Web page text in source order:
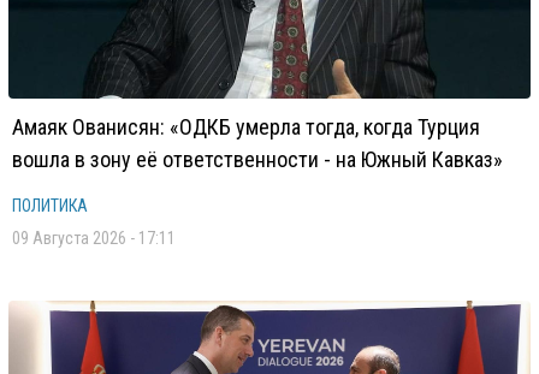
Амаяк Ованисян: «ОДКБ умерла тогда, когда Турция
вошла в зону её ответственности - на Южный Кавказ»
ПОЛИТИКА
09 Августа 2026 - 17:11